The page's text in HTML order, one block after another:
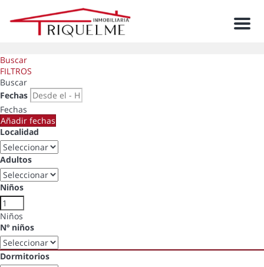
Menu
Buscar
FILTROS
Buscar
Fechas
Fechas
Añadir fechas
Localidad
Adultos
Niños
Niños
Nº niños
Dormitorios